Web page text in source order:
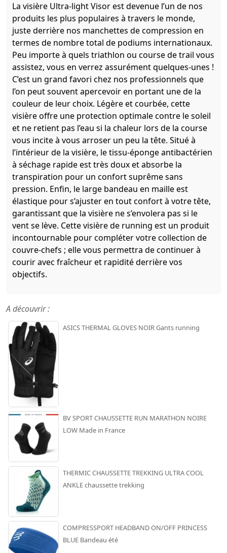
La visière Ultra-light Visor est devenue l’un de nos
produits les plus populaires à travers le monde,
juste derrière nos manchettes de compression en
termes de nombre total de podiums internationaux.
Peu importe à quels triathlon ou course de trail vous
assistez, vous en verrez assurément quelques-unes !
C’est un grand favori chez nos professionnels que
l’on peut souvent apercevoir en portant une de la
couleur de leur choix. Légère et courbée, cette
visière offre une protection optimale contre le soleil
et ne retient pas l’eau si la chaleur lors de la course
vous incite à vous arroser un peu la tête. Situé à
l’intérieur de la visière, le tissu-éponge antibactérien
à séchage rapide est très doux et absorbe la
transpiration pour un confort suprême sans
pression. Enfin, le large bandeau en maille est
élastique pour s’ajuster en tout confort à votre tête,
garantissant que la visière ne s’envolera pas si le
vent se lève. Cette visière de running est un produit
incontournable pour compléter votre collection de
couvre-chefs ; elle vous permettra de continuer à
courir avec fraîcheur et rapidité derrière vos
objectifs.
A découvrir :
ASICS THERMAL GLOVES NOIR Gants running
BV SPORT CHAUSSETTE RUN MARATHON NOIRE
LOW Made in France
THERMIC CHAUSSETTE TREKKING ULTRA COOL
ANKLE chaussette trekking
COMPRESSPORT HEADBAND ON/OFF PRINCESS
BLUE Bandeau été